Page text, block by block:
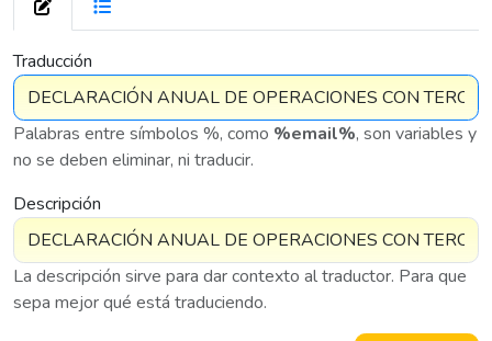
Traducción
Palabras entre símbolos %, como %email%, son variables y
no se deben eliminar, ni traducir.
Descripción
La descripción sirve para dar contexto al traductor. Para que
sepa mejor qué está traduciendo.